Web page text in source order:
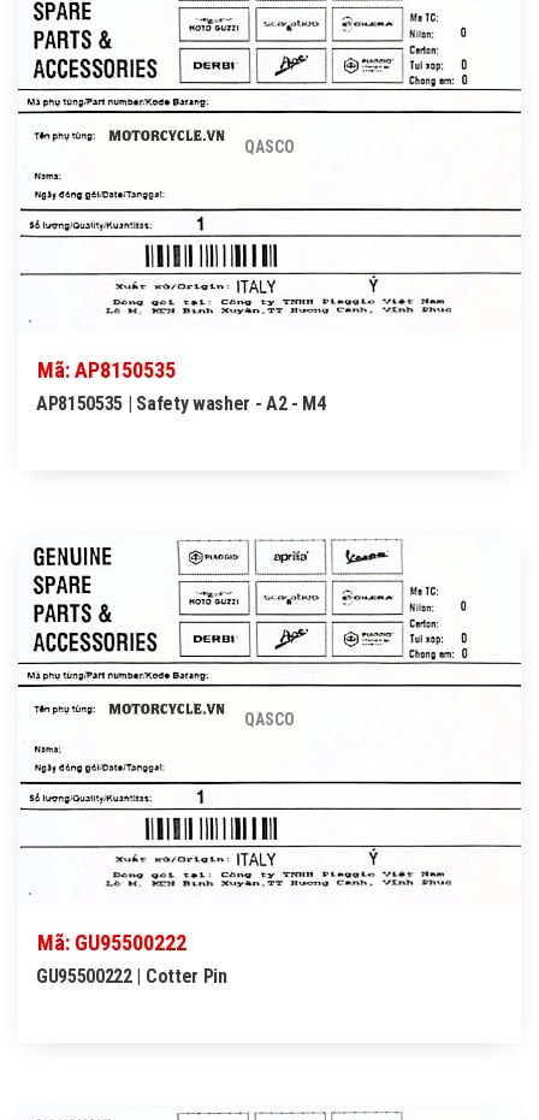
QASCO
Mã: AP8150535
AP8150535 | Safety washer - A2 - M4
QASCO
Mã: GU95500222
GU95500222 | Cotter Pin